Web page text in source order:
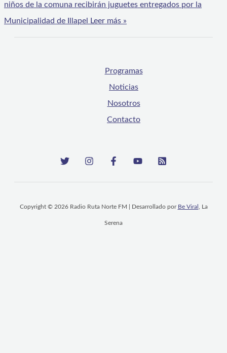
niños de la comuna recibirán juguetes entregados por la
Municipalidad de Illapel
Leer más »
Programas
Noticias
Nosotros
Contacto
Copyright © 2026 Radio Ruta Norte FM | Desarrollado por Be Viral , La
Serena